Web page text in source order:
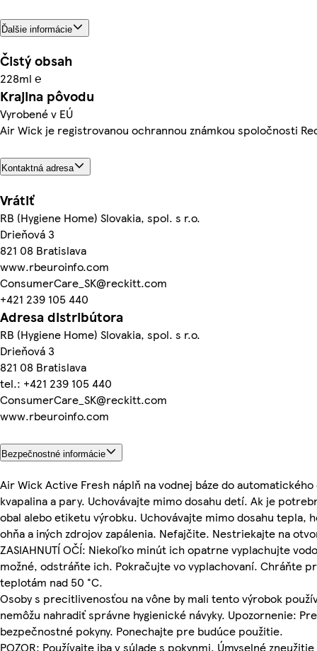
Ďalšie informácie
Čistý obsah
228ml ℮
Krajina pôvodu
Vyrobené v EÚ
Air Wick je registrovanou ochrannou známkou spoločnosti
Kontaktná adresa
Vrátiť
RB (Hygiene Home) Slovakia, spol. s r.o.
Drieňová 3
821 08 Bratislava
www.rbeuroinfo.com
ConsumerCare_SK@reckitt.com
+421 239 105 440
Adresa distribútora
RB (Hygiene Home) Slovakia, spol. s r.o.
Drieňová 3
821 08 Bratislava
tel.: +421 239 105 440
ConsumerCare_SK@reckitt.com
www.rbeuroinfo.com
Bezpečnostné informácie
Air Wick Active Fresh náplň na vodnej báze do
kvapalina a pary. Uchovávajte mimo dosahu detí. Ak je
obal alebo etiketu výrobku. Uchovávajte mimo dosahu
ohňa a iných zdrojov zapálenia. Nefajčite. Nestriekajte na
ZASIAHNUTÍ OČÍ: Niekoľko minút ich opatrne vyplachujte
možné, odstráňte ich. Pokračujte vo vyplachovaní. Chráňte
teplotám nad 50 °C.
Osoby s precitlivenosťou na vône by mali tento výrobok
nemôžu nahradiť správne hygienické návyky. Upozornenie:
bezpečnostné pokyny. Ponechajte pre budúce použitie.
POZOR: Používajte iba v súlade s pokynmi. Úmyselné